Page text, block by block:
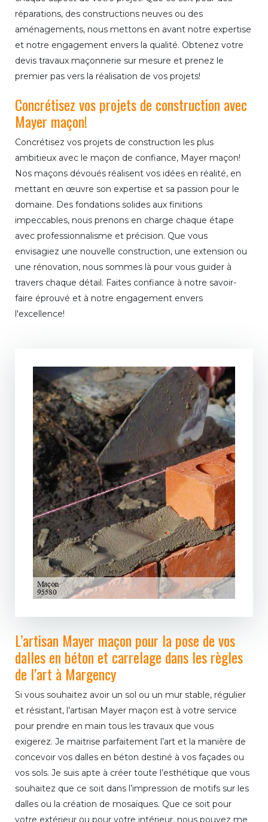
réparations, des constructions neuves ou des
aménagements, nous mettons en avant notre expertise
et notre engagement envers la qualité. Obtenez votre
devis travaux maçonnerie sur mesure et prenez le
premier pas vers la réalisation de vos projets!
Concrétisez vos projets de construction avec
Mayer maçon!
Concrétisez vos projets de construction les plus
ambitieux avec le maçon de confiance, Mayer maçon!
Nos maçons dévoués réalisent vos idées en réalité, en
mettant en œuvre son expertise et sa passion pour le
domaine. Des fondations solides aux finitions
impeccables, nous prenons en charge chaque étape
avec professionnalisme et précision. Que vous
envisagiez une nouvelle construction, une extension ou
une rénovation, nous sommes là pour vous guider à
travers chaque détail. Faites confiance à notre savoir-
faire éprouvé et à notre engagement envers
l'excellence!
L’artisan Mayer maçon pour la pose de vos
dalles en béton et carrelage dans les règles
de l’art à Margency
Si vous souhaitez avoir un sol ou un mur stable, régulier
et résistant, l’artisan Mayer maçon est à votre service
pour prendre en main tous les travaux que vous
exigerez. Je maitrise parfaitement l’art et la manière de
concevoir vos dalles en béton destiné à vos façades ou
vos sols. Je suis apte à créer toute l’esthétique que vous
souhaitez que ce soit dans l’impression de motifs sur les
dalles ou la création de mosaïques. Que ce soit pour
votre extérieur ou pour votre intérieur, nous pouvez me